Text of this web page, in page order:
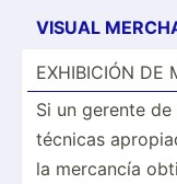
VISUAL
EXHIBICIÓN DE
Si un gerente
técnicas
la mercancía